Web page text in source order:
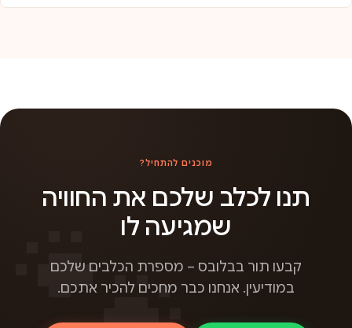
מוכנים להתחיל?
תנו לכלב שלכם את החוויה
שמגיעה לו
קבעו תור בבלובס – מספרת הכלבים שלכם
במודיעין. אנחנו כבר מחכים להכיר אתכם.